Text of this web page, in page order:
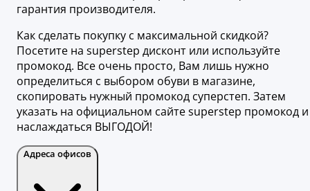
гарантия производителя.
Как сделать покупку с максимальной скидкой?
Посетите на superstep дисконт или используйте
промокод. Все очень просто, Вам лишь нужно
определиться с выбором обуви в магазине,
скопировать нужный промокод суперстеп. Затем
указать на официальном сайте superstep промокод и
наслаждаться ВЫГОДОЙ!
Адреса офисов